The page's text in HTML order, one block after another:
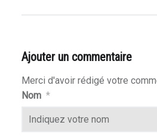
Ajouter un commentaire
Merci d'avoir rédigé votre
Nom *